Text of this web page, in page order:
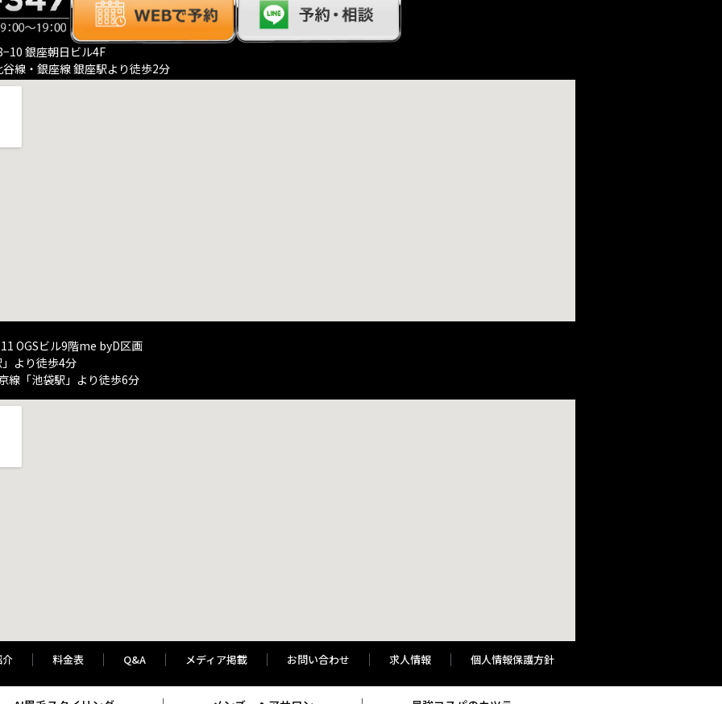
銀座朝日ビル4F
線・銀座線 銀座駅より徒歩2分
OGSビル9階me byD区画
より徒歩4分
線「池袋駅」より徒歩6分
料金表 Q&A メディア掲載 お問い合わせ 求人情報 個人情報保護方針